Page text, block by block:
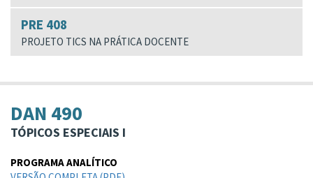
PRE 408
PROJETO TICS NA PRÁTICA DOCENTE
DAN 490
TÓPICOS ESPECIAIS I
PROGRAMA ANALÍTICO